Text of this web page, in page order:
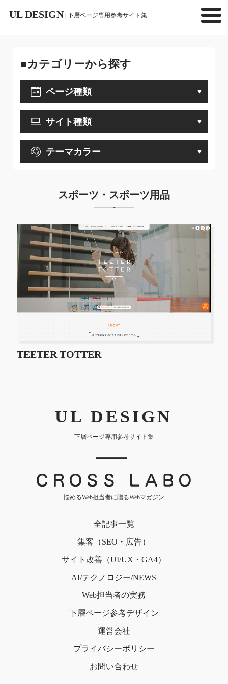
UL DESIGN | 下層ページ専用参考サイト集
■カテゴリーから探す
ページ種類
サイト種類
テーマカラー
スポーツ・スポーツ用品
TEETER TOTTER
UL DESIGN
下層ページ専用参考サイト集
｜
悩めるWeb担当者に贈るWebマガジン
全記事一覧
集客（SEO・広告）
サイト改善（UI/UX・GA4）
AI/テクノロジー/NEWS
Web担当者の実務
下層ページ参考デザイン
運営会社
プライバシーポリシー
お問い合わせ